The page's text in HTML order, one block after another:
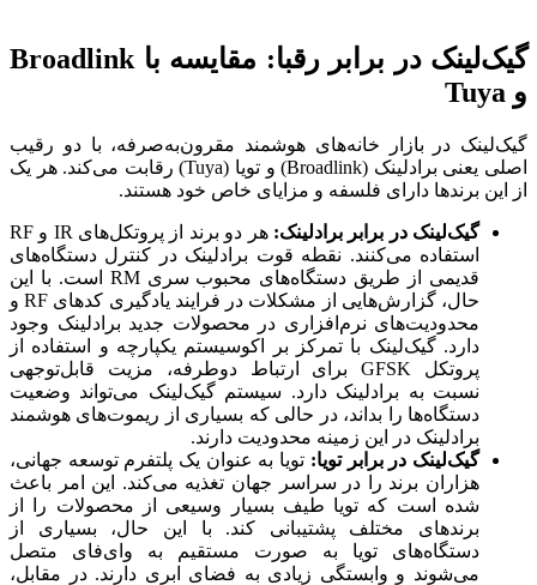
گیک‌لینک در برابر رقبا: مقایسه با Broadlink
و Tuya
گیک‌لینک در بازار خانه‌های هوشمند مقرون‌به‌صرفه، با دو رقیب
اصلی یعنی برادلینک (Broadlink) و تویا (Tuya) رقابت می‌کند. هر یک
از این برندها دارای فلسفه و مزایای خاص خود هستند.
گیک‌لینک در برابر برادلینک:
هر دو برند از پروتکل‌های IR و RF
استفاده می‌کنند. نقطه قوت برادلینک در کنترل دستگاه‌های
قدیمی از طریق دستگاه‌های محبوب سری RM است. با این
حال، گزارش‌هایی از مشکلات در فرایند یادگیری کدهای RF و
محدودیت‌های نرم‌افزاری در محصولات جدید برادلینک وجود
دارد. گیک‌لینک با تمرکز بر اکوسیستم یکپارچه و استفاده از
پروتکل GFSK برای ارتباط دوطرفه، مزیت قابل‌توجهی
نسبت به برادلینک دارد. سیستم گیک‌لینک می‌تواند وضعیت
دستگاه‌ها را بداند، در حالی که بسیاری از ریموت‌های هوشمند
برادلینک در این زمینه محدودیت دارند.
گیک‌لینک در برابر تویا: تویا به عنوان یک پلتفرم توسعه جهانی،
هزاران برند را در سراسر جهان تغذیه می‌کند. این امر باعث
شده است که تویا طیف بسیار وسیعی از محصولات را از
برندهای مختلف پشتیبانی کند. با این حال، بسیاری از
دستگاه‌های تویا به صورت مستقیم به وای‌فای متصل
می‌شوند و وابستگی زیادی به فضای ابری دارند. در مقابل،